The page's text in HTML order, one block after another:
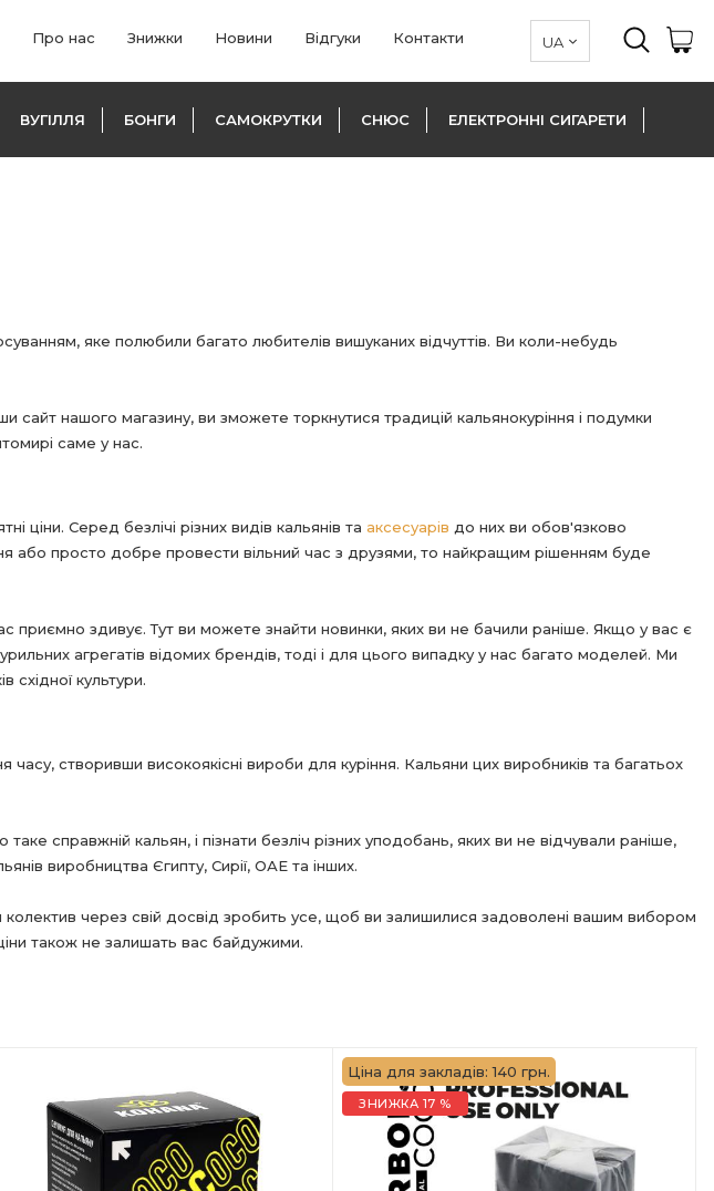
Про нас Знижки Новини Відгуки Контакти
ВУГІЛЛЯ БОНГИ САМОКРУТКИ СНЮС ЕЛЕКТРОННІ СИГАРЕТИ
яке полюбили багато любителів вишуканих відчуттів. Ви коли-небудь
нашого магазину, ви зможете торкнутися традицій кальянокуріння і подумки
саме у нас.
ціни. Серед безлічі різних видів кальянів та аксесуарів до них ви обов'язково
або просто добре провести вільний час з друзями, то найкращим рішенням буде
приємно здивує. Тут ви можете знайти новинки, яких ви не бачили раніше. Якщо у вас є
агрегатів відомих брендів, тоді і для цього випадку у нас багато моделей. Ми
східної культури.
створивши високоякісні вироби для куріння. Кальяни цих виробників та багатьох
справжній кальян, і пізнати безліч різних уподобань, яких ви не відчували раніше,
виробництва Єгипту, Сирії, ОАЕ та інших.
через свій досвід зробить усе, щоб ви залишилися задоволені вашим вибором
також не залишать вас байдужими.
Ціна для закладів: 140 грн.
ЗНИЖКА 17 %